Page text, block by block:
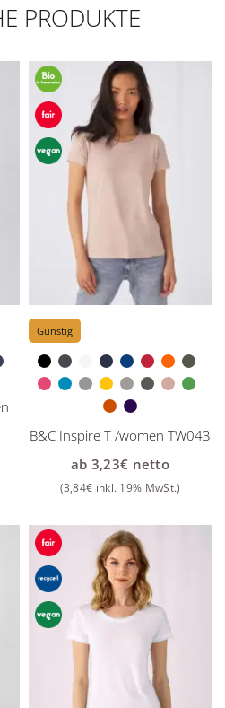
PRODUKTE
Günstig
B&C Inspire T /women TW043
ab 3,23€ netto
(3,84€ inkl. 19% MwSt.)